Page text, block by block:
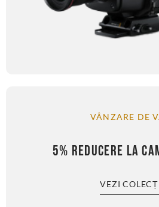
VÂNZARE DE
5% REDUCERE LA
VEZI